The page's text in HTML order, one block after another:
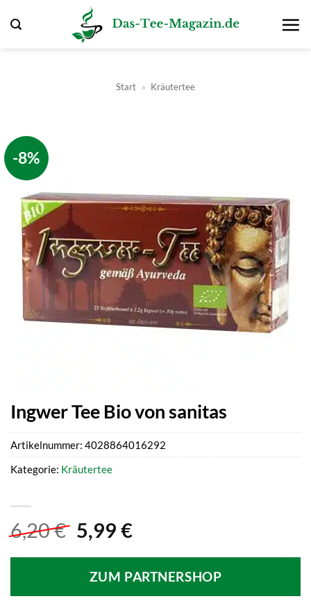
Inhalt
Start » Kräutertee
-8%
Ingwer Tee Bio von sanitas
6,20€ Ursprünglicher
war:
6,20 €
5,99 €Aktueller
ist:
5,99 €.
ZUM PARTNERSHOP
Artikelnummer: 4028864016292
Kategorie: Kräutertee